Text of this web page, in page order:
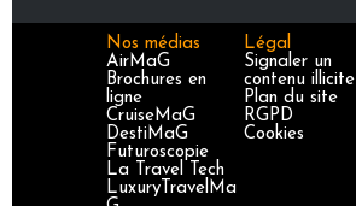
Nos médias
AirMaG
Brochures en
ligne
CruiseMaG
DestiMaG
Futuroscopie
La Travel Tech
LuxuryTravelMa
Légal
Signaler un
contenu illicite
Plan du site
RGPD
Cookies